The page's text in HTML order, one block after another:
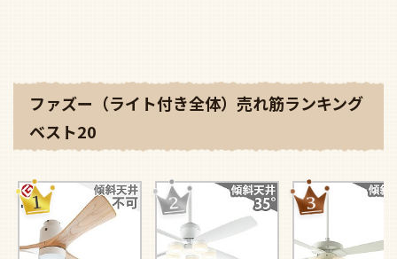
ファズー（ライト付き全体）売れ筋ランキング
ベスト20